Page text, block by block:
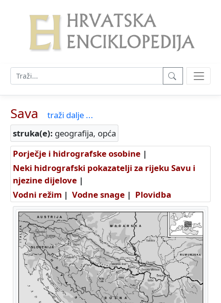
Sava
traži dalje ...
struka(e): geografija, opća
Porječje i hidrografske osobine |
Neki hidrografski pokazatelji za rijeku Savu i
njezine dijelove |
Vodni režim | Vodne snage | Plovidba